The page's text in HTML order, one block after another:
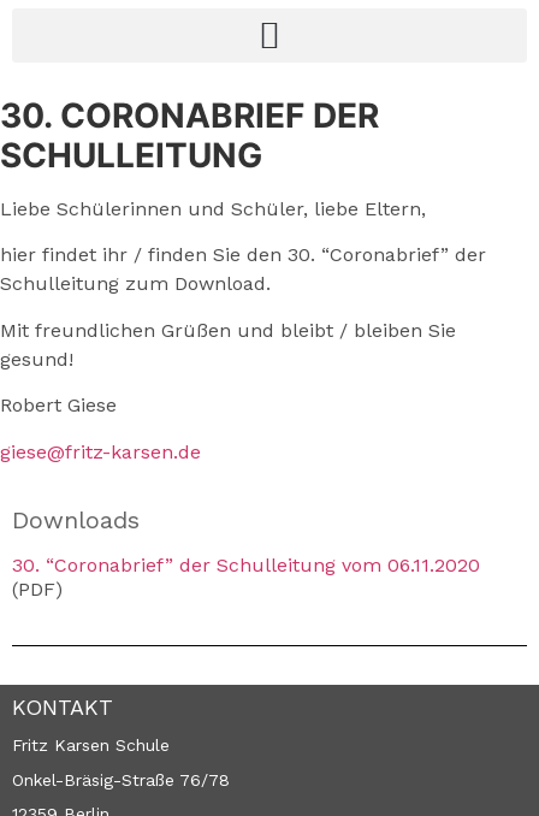
30. CORONABRIEF DER
SCHULLEITUNG
Liebe Schülerinnen und Schüler, liebe Eltern,
hier findet ihr / finden Sie den 30. “Coronabrief” der
Schulleitung zum Download.
Mit freundlichen Grüßen und bleibt / bleiben Sie
gesund!
Robert Giese
giese@fritz-karsen.de
Downloads
30. “Coronabrief” der Schulleitung vom 06.11.2020
(PDF)
KONTAKT
Fritz Karsen Schule
Onkel-Bräsig-Straße 76/78